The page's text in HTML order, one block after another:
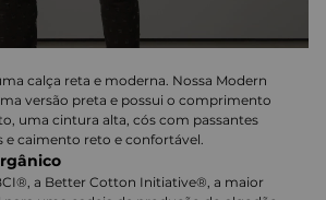
calça reta e moderna. Nossa Modern
versão preta e possui o comprimento
uma cintura alta, cós com passantes
e caimento reto e confortável.
a Better Cotton Initiative®, a maior